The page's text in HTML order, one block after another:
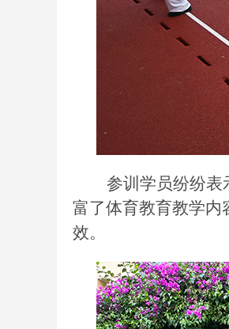
参训学员纷纷表
富了体育教育教学内
效。